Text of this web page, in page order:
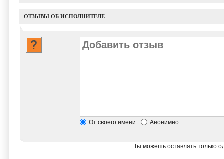
ОТЗЫВЫ ОБ ИСПОЛНИТЕЛЕ
От своего имени Анонимно
Ты можешь оставлять только